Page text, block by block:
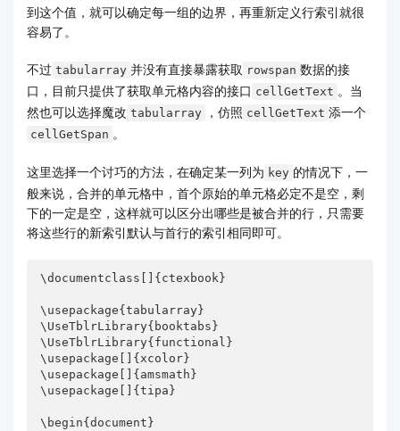
到这个值，就可以确定每一组的边界，再重新定义行索引就很
容易了。
不过 tabularray 并没有直接暴露获取 rowspan 数据的接
口，目前只提供了获取单元格内容的接口 cellGetText 。当
然也可以选择魔改 tabularray ，仿照 cellGetText 添一个
cellGetSpan 。
这里选择一个讨巧的方法，在确定某一列为 key 的情况下，一
般来说，合并的单元格中，首个原始的单元格必定不是空，剩
下的一定是空，这样就可以区分出哪些是被合并的行，只需要
将这些行的新索引默认与首行的索引相同即可。
\documentclass[]{ctexbook}
\usepackage{tabularray}
\UseTblrLibrary{booktabs}
\UseTblrLibrary{functional}
\usepackage[]{xcolor}
\usepackage[]{amsmath}
\usepackage[]{tipa}
\begin{document}